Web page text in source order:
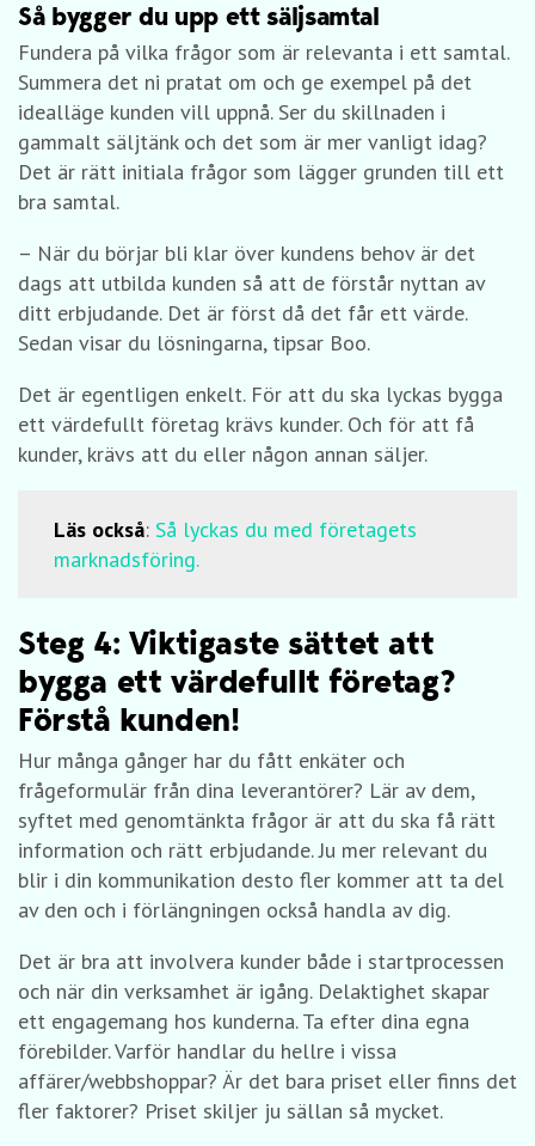
Så bygger du upp ett säljsamtal
Fundera på vilka frågor som är relevanta i ett samtal.
Summera det ni pratat om och ge exempel på det
idealläge kunden vill uppnå. Ser du skillnaden i
gammalt säljtänk och det som är mer vanligt idag?
Det är rätt initiala frågor som lägger grunden till ett
bra samtal.
– När du börjar bli klar över kundens behov är det
dags att utbilda kunden så att de förstår nyttan av
ditt erbjudande. Det är först då det får ett värde.
Sedan visar du lösningarna, tipsar Boo.
Det är egentligen enkelt. För att du ska lyckas bygga
ett värdefullt företag krävs kunder. Och för att få
kunder, krävs att du eller någon annan säljer.
Läs också: Så lyckas du med företagets
marknadsföring.
Steg 4: Viktigaste sättet att
bygga ett värdefullt företag?
Förstå kunden!
Hur många gånger har du fått enkäter och
frågeformulär från dina leverantörer? Lär av dem,
syftet med genomtänkta frågor är att du ska få rätt
information och rätt erbjudande. Ju mer relevant du
blir i din kommunikation desto fler kommer att ta del
av den och i förlängningen också handla av dig.
Det är bra att involvera kunder både i startprocessen
och när din verksamhet är igång. Delaktighet skapar
ett engagemang hos kunderna. Ta efter dina egna
förebilder. Varför handlar du hellre i vissa
affärer/webbshoppar? Är det bara priset eller finns det
fler faktorer? Priset skiljer ju sällan så mycket.